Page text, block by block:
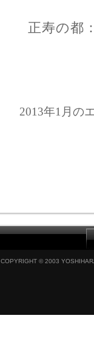
正寿の都
2013年1月の
COPYRIGHT © 2003